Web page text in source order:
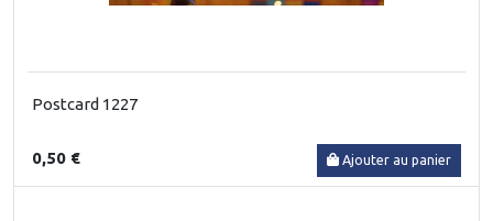
Postcard 1227
0,50 € Ajouter au panier